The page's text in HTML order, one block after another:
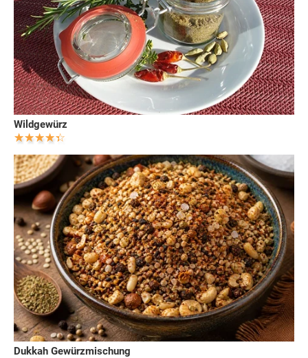
Wildgewürz
Dukkah Gewürzmischung